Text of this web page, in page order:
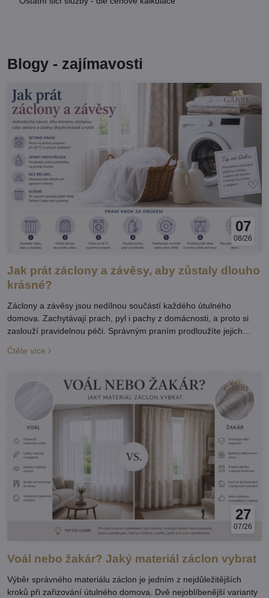
Blogy - zajímavosti
07
08/26
Jak prát záclony a závěsy, aby zůstaly dlouho
krásné?
Záclony a závěsy jsou nedílnou součástí každého útulného
domova. Zachytávají prach, pyl i pachy z domácnosti, a proto si
zaslouží pravidelnou péči. Správným praním prodloužíte jejich
vás jednoduchý návod, jak záclony a závěsy prát, aby vypadaly
Čtěte více
27
07/26
Voál nebo žakár? Jaký materiál záclon vybrat
Výběr správného materiálu záclon je jedním z nejdůležitějších
kroků při zařizování útulného domova. Dvě nejoblíbenější varianty